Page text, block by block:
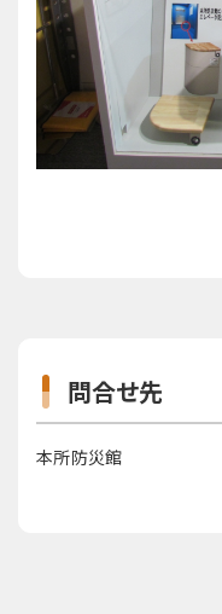
問合せ先
本所防災館